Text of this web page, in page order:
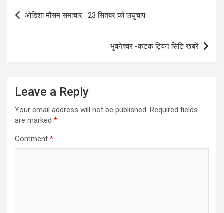
Post
navigation
ओडिशा मौसम समाचार : 23 सितंबर को लघुचाप
भुवनेश्वर -कटक ट्विन सिटि खबरें
Leave a Reply
Your email address will not be published. Required fields
are marked *
Comment *